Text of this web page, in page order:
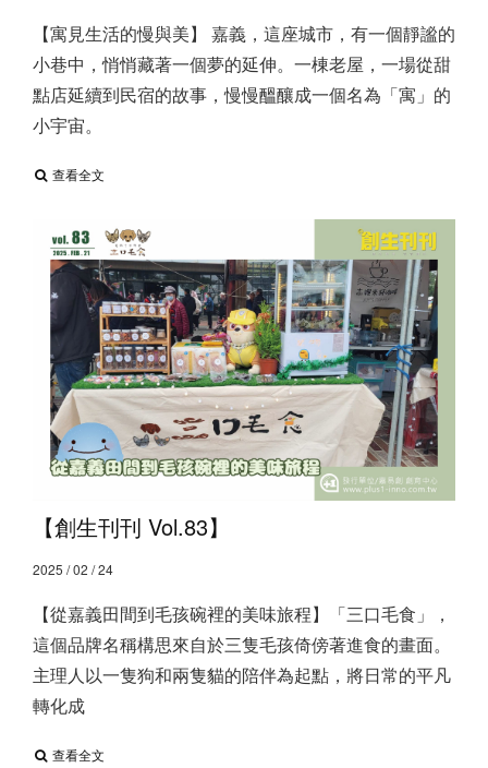
【寓見生活的慢與美】 嘉義，這座城市，有一個靜謐的
小巷中，悄悄藏著一個夢的延伸。一棟老屋，一場從甜
點店延續到民宿的故事，慢慢醞釀成一個名為「寓」的
小宇宙。
查看全文
【創生刊刊 Vol.83】
2025 / 02 / 24
【從嘉義田間到毛孩碗裡的美味旅程】 ​ 「三口毛食」，
這個品牌名稱構思來自於三隻毛孩倚傍著進食的畫面。
主理人以一隻狗和兩隻貓的陪伴為起點，將日常的平凡
轉化成
查看全文